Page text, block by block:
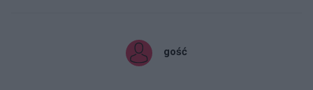
gość